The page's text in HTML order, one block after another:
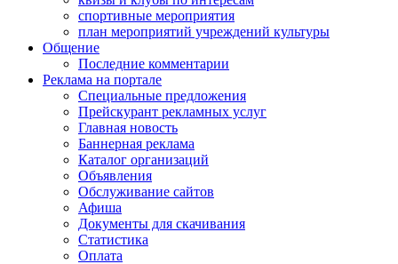
спортивные мероприятия
план мероприятий учреждений культуры
Общение
Последние комментарии
Реклама на портале
Специальные предложения
Прейскурант рекламных услуг
Главная новость
Баннерная реклама
Каталог организаций
Объявления
Обслуживание сайтов
Афиша
Документы для скачивания
Статистика
Оплата